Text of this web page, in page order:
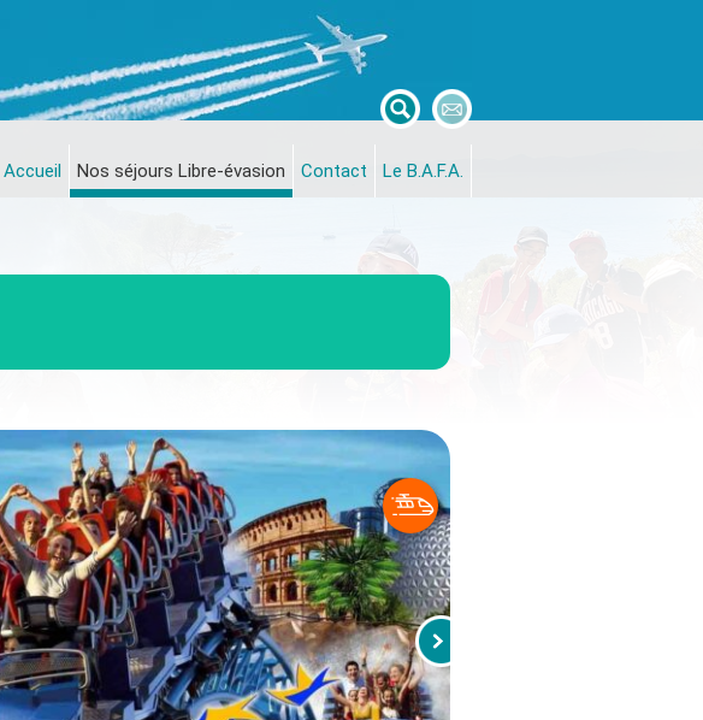
Accueil Nos séjours Libre-évasion Contact Le B.A.F.A.